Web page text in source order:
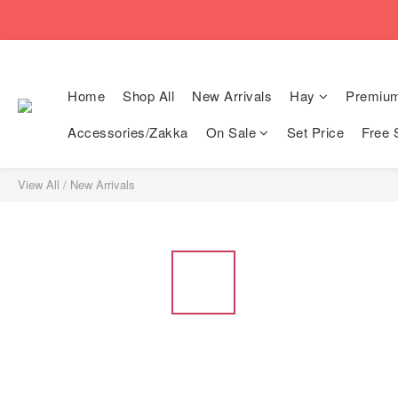
🚚Free local
🚚Free local
Home Shop All New Arrivals Hay
Accessories/Zakka
On Sale Set Price Free
View All / New Arrivals